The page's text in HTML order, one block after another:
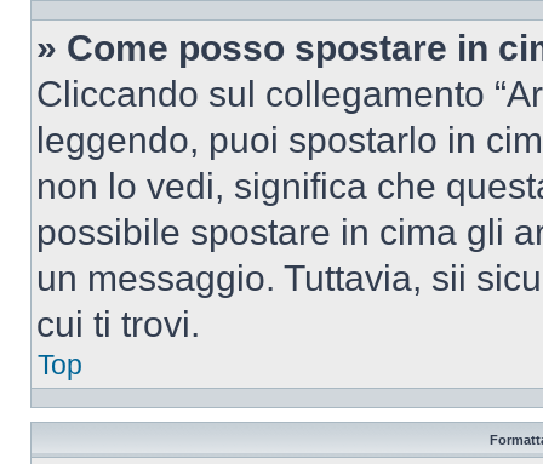
» Come posso spostare in
Cliccando sul collegamento
leggendo, puoi spostarlo in
non lo vedi, significa che
possibile spostare in cima gli
un messaggio. Tuttavia, sii
cui ti trovi.
Top